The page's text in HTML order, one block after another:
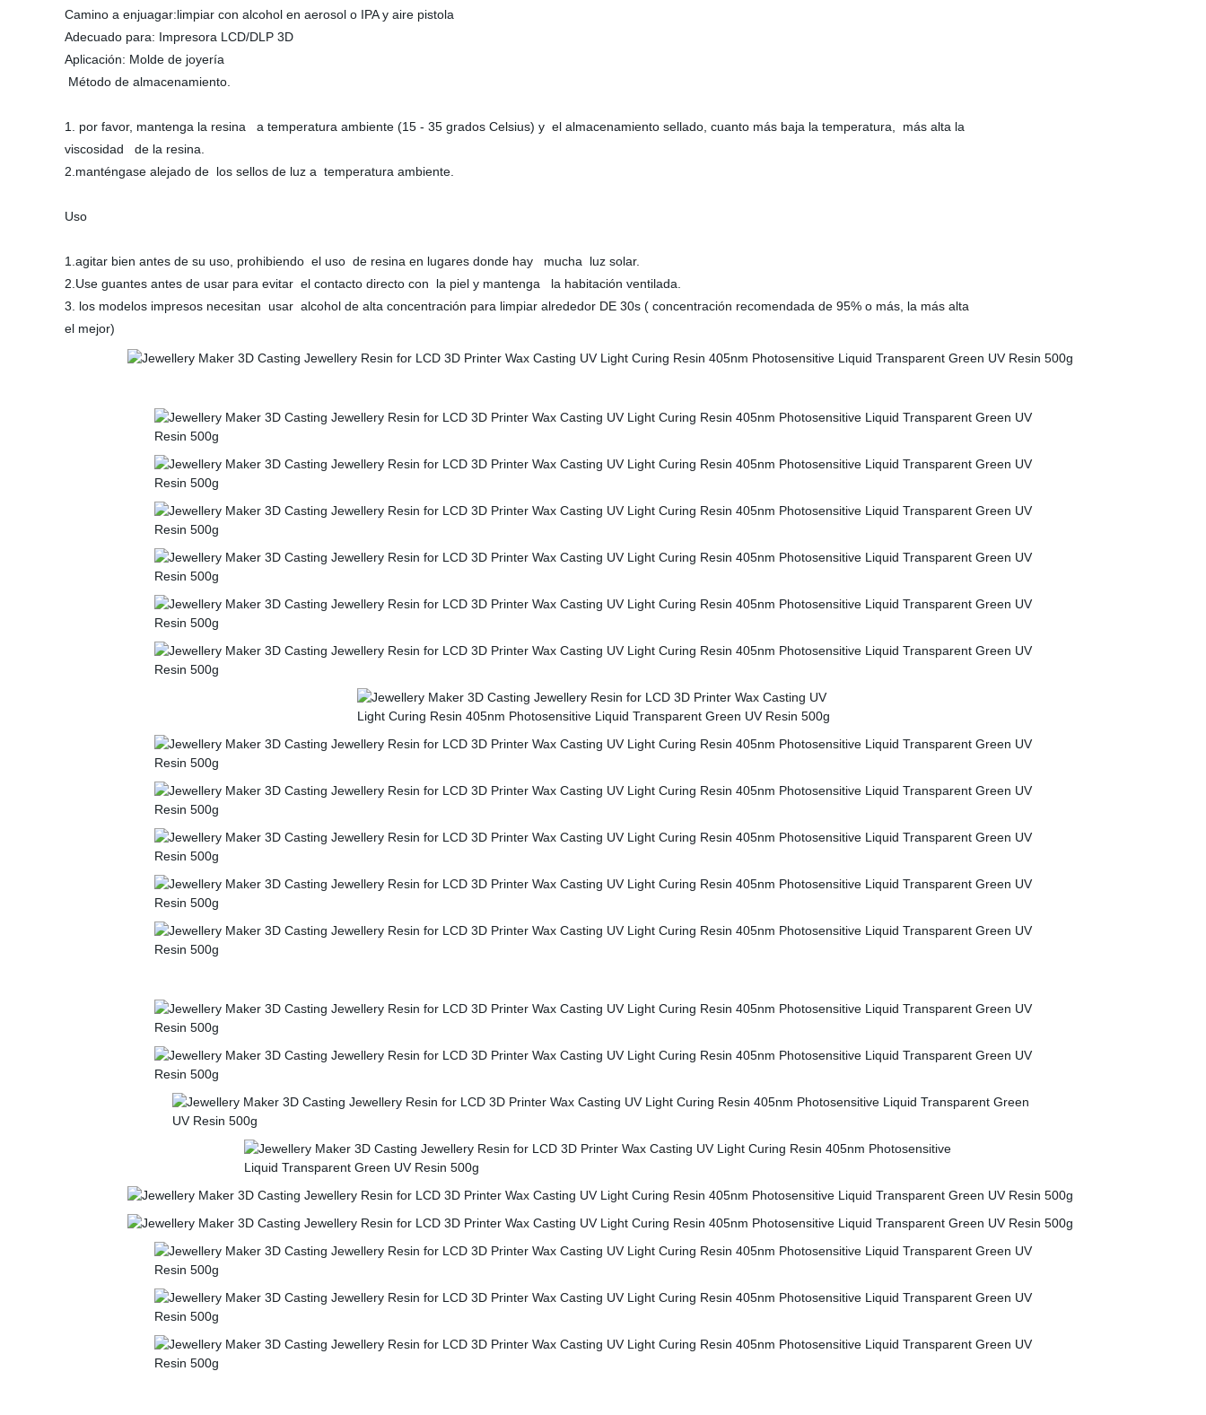
Camino a enjuagar:limpiar con alcohol en aerosol o IPA y aire pistola
Adecuado para: Impresora LCD/DLP 3D
Aplicación: Molde de joyería
Método de almacenamiento.
1. por favor, mantenga la resina a temperatura ambiente (15 - 35 grados Celsius) y el almacenamiento sellado, cuanto más baja la temperatura, más alta la
viscosidad de la resina.
2.manténgase alejado de los sellos de luz a temperatura ambiente.
Uso
1.agitar bien antes de su uso, prohibiendo el uso de resina en lugares donde hay mucha luz solar.
2.Use guantes antes de usar para evitar el contacto directo con la piel y mantenga la habitación ventilada.
3. los modelos impresos necesitan usar alcohol de alta concentración para limpiar alrededor DE 30s ( concentración recomendada de 95% o más, la más alta
el mejor)